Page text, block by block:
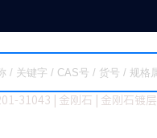
31043 金刚石 金刚石镀